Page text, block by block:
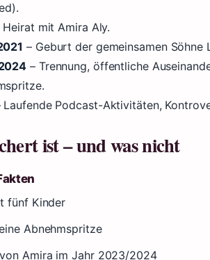
mit Amira Aly.
– Geburt der gemeinsamen Söhne
– Trennung, öffentliche
Podcast-Aktivitäten,
ist – und was nicht
fünf Kinder
Abnehmspritze
Amira im Jahr 2023/2024